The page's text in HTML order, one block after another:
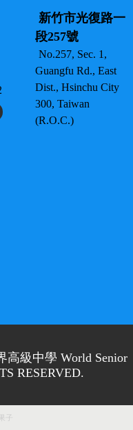
新竹市光復路一
段257號
No.257, Sec. 1,
Guangfu Rd., East
Dist., Hsinchu City
300, Taiwan
(R.O.C.)
高級中學 World Senior
RESERVED.
子